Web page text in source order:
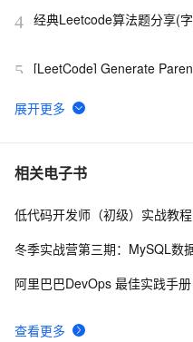
4 经典Leetcode算法题分享(
5 [LeetCode] Generate
6
LeetCode 209：最小长度的
7 [LeetCode] Implement
8 [LeetCode] Shortest Word
相关电子书
查看更多
低代码开发师（初级）实战教程
冬季实战营第三期：MySQL数
阿里巴巴DevOps 最佳实践手册